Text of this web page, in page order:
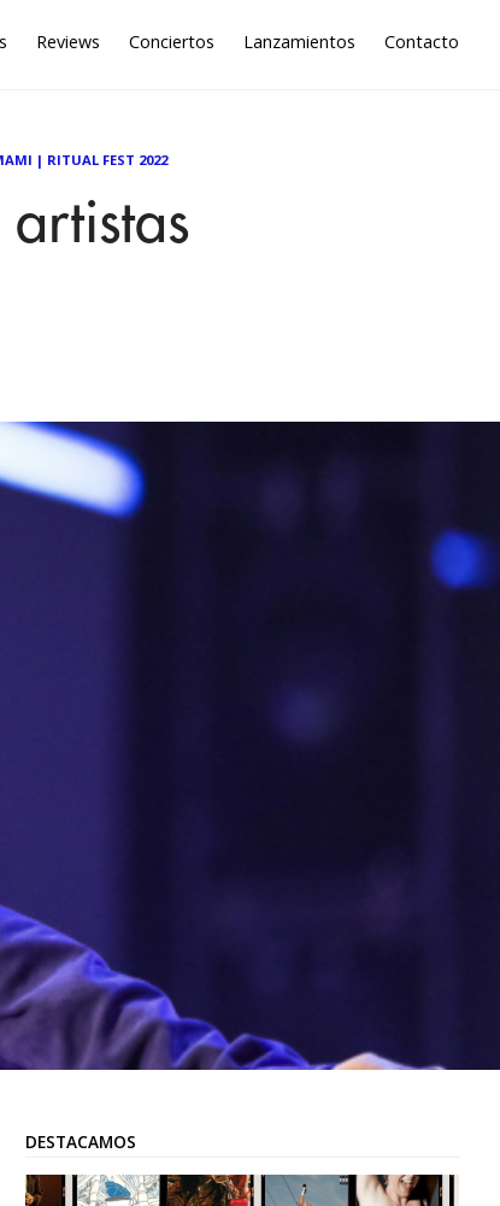
Reviews Conciertos Lanzamientos Contacto
| RITUAL FEST 2022
DESTACAMOS